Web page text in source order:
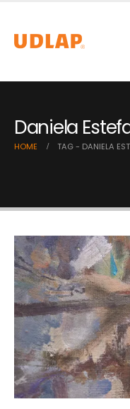
Daniela
HOME TAG - DANIELA